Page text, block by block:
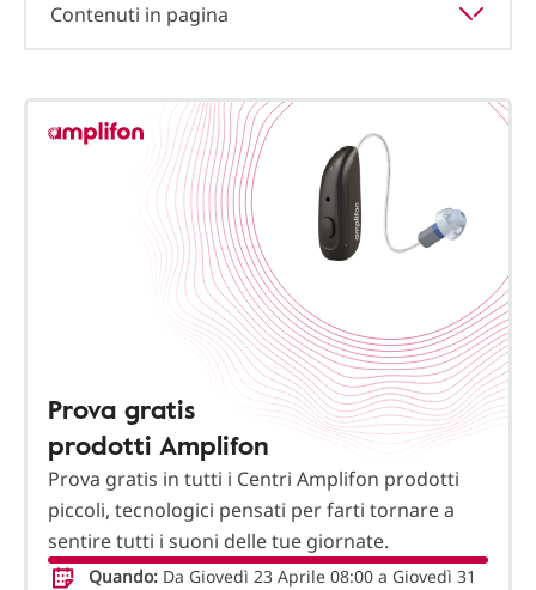
Contenuti in pagina
Prova gratis
prodotti Amplifon
Prova gratis in tutti i Centri Amplifon prodotti
piccoli, tecnologici pensati per farti tornare a
sentire tutti i suoni delle tue giornate.
Quando: Da Giovedì 23 Aprile 08:00 a Giovedì 31